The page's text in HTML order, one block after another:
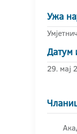
Ужа
Датум
29. мај